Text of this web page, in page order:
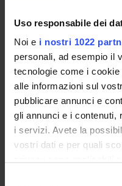
Uso responsabile dei
Noi e i nostri 1022
personali, ad esempio il
tecnologie come i
alle informazioni sul
pubblicare annunci e
gli annunci e i contenuti,
i servizi. Avete la
vostri dati e per quali
ORGANISATION
GOVERNANCE
COMMITTEES